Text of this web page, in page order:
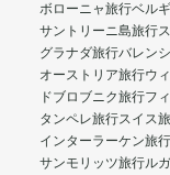
ボローニャ旅行ベル
サントリーニ島旅行
グラナダ旅行バレン
オーストリア旅行ウ
ドブロブニク旅行フ
タンペレ旅行スイス
インターラーケン旅行
サンモリッツ旅行ル